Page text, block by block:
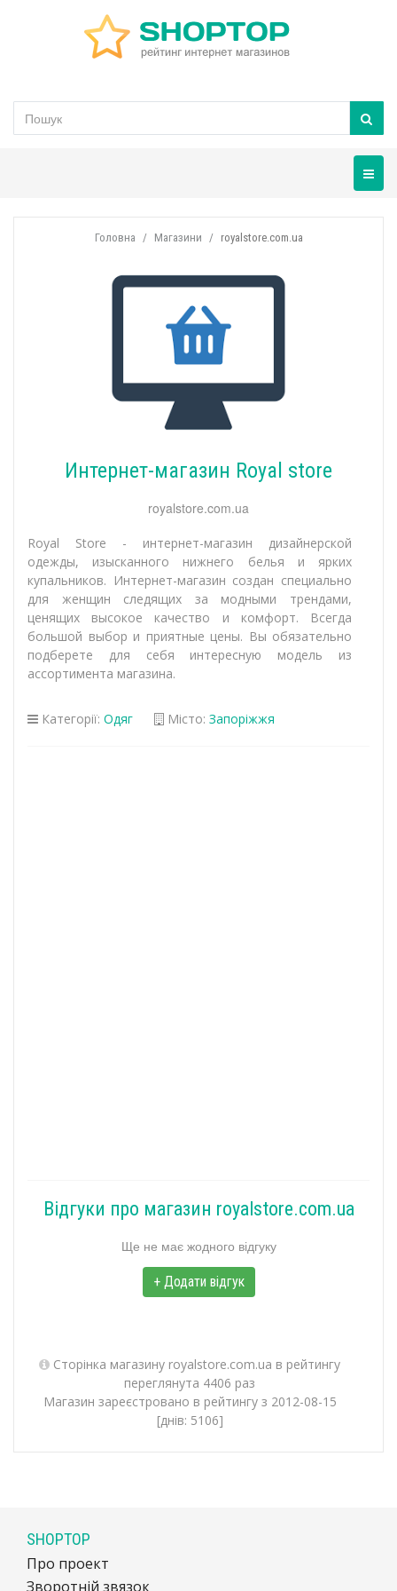
Головна Магазини royalstore.com.ua
Интернет-магазин Royal store
royalstore.com.ua
Royal Store - интернет-магазин дизайнерской
одежды, изысканного нижнего белья и ярких
купальников. Интернет-магазин создан специально
для женщин следящих за модными трендами,
ценящих высокое качество и комфорт. Всегда
большой выбор и приятные цены. Вы обязательно
подберете для себя интересную модель из
ассортимента магазина.
Категорії: Одяг Місто: Запоріжжя
Відгуки про магазин royalstore.com.ua
Ще не має жодного відгуку
+ Додати відгук
Сторінка магазину royalstore.com.ua в рейтингу
переглянута 4406 раз
Магазин зареєстровано в рейтингу з 2012-08-15
[днів: 5106]
SHOPTOP
Про проект
Зворотній звязок